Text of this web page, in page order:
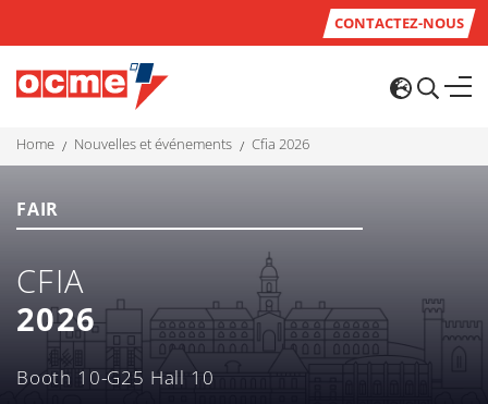
CONTACTEZ-NOUS
home nouvelles et événements cfia 2026
FAIR
CFIA
2026
Booth 10-G25 Hall 10